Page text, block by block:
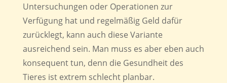
Untersuchungen oder Operationen zur
Verfügung hat und regelmäßig Geld dafür
zurücklegt, kann auch diese Variante
ausreichend sein. Man muss es aber eben auch
konsequent tun, denn die Gesundheit des
Tieres ist extrem schlecht planbar.